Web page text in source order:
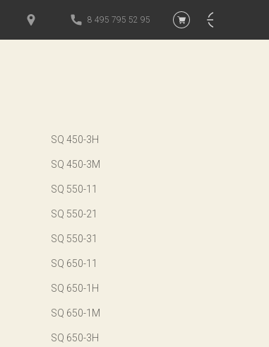
8 495 795 52 95
SQ 450-3H
SQ 450-3M
SQ 550-11
SQ 550-21
SQ 550-31
SQ 650-11
SQ 650-1H
SQ 650-1M
SQ 650-3H